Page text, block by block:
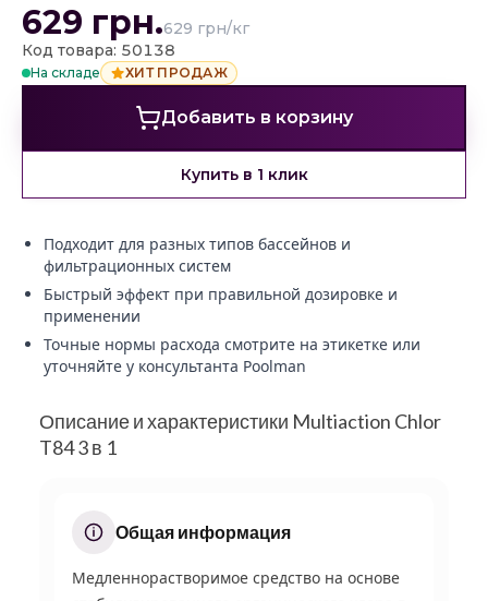
629 грн.629 грн/кг
Код товара: 50138
На складе ХИТ ПРОДАЖ
Добавить в корзину
Купить в 1 клик
Подходит для разных типов бассейнов и
фильтрационных систем
Быстрый эффект при правильной дозировке и
применении
Точные нормы расхода смотрите на этикетке или
уточняйте у консультанта Poolman
Описание и характеристики Multiaction Chlor
T84 3 в 1
Общая информация
Медленнорастворимое средство на основе